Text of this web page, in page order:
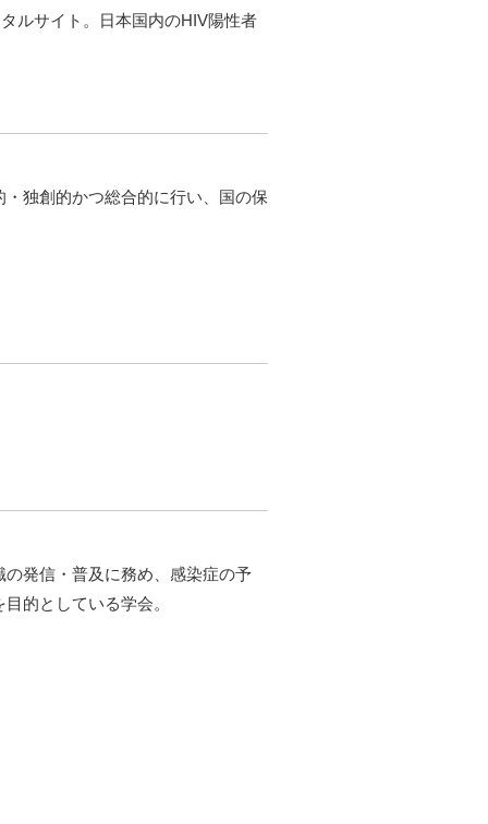
ルサイト。日本国内のHIV陽性者
独創的かつ総合的に行い、国の保
発信・普及に務め、感染症の予
的としている学会。